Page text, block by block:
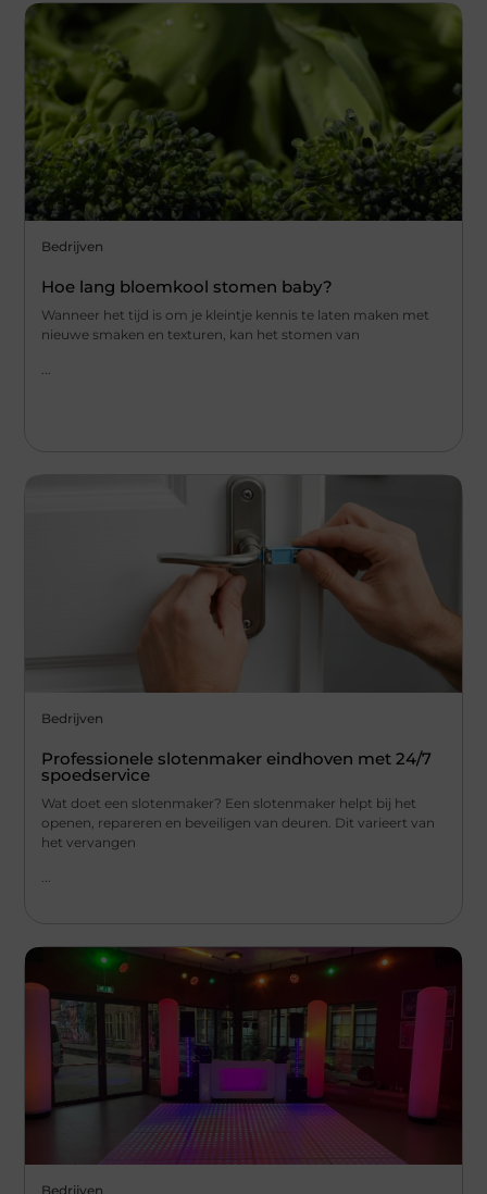
Bedrijven
Hoe lang bloemkool stomen baby?
Wanneer het tijd is om je kleintje kennis te laten⁢ maken met
nieuwe ‌smaken⁤ en ​texturen,‌ kan het stomen ⁤van
Bedrijven
Professionele slotenmaker eindhoven met 24/7
spoedservice
Wat doet een slotenmaker? Een slotenmaker helpt bij het
openen, repareren en beveiligen van deuren. Dit varieert van
het vervangen
...
Bedrijven